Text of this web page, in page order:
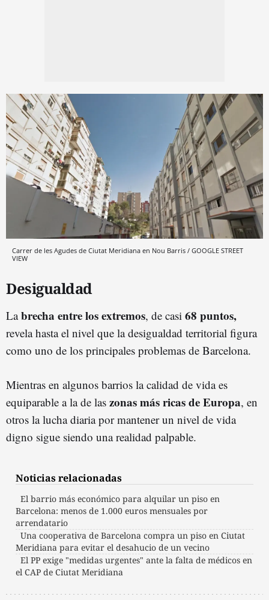
Carrer de les Agudes de Ciutat Meridiana en Nou Barris / GOOGLE STREET
VIEW
Desigualdad
La brecha entre los extremos, de casi 68 puntos,
revela hasta el nivel que la desigualdad territorial figura
como uno de los principales problemas de Barcelona.
Mientras en algunos barrios la calidad de vida es
equiparable a la de las zonas más ricas de Europa, en
otros la lucha diaria por mantener un nivel de vida
digno sigue siendo una realidad palpable.
Noticias relacionadas
El barrio más económico para alquilar un piso en
Barcelona: menos de 1.000 euros mensuales por
arrendatario
Una cooperativa de Barcelona compra un piso en Ciutat
Meridiana para evitar el desahucio de un vecino
El PP exige "medidas urgentes" ante la falta de médicos en
el CAP de Ciutat Meridiana